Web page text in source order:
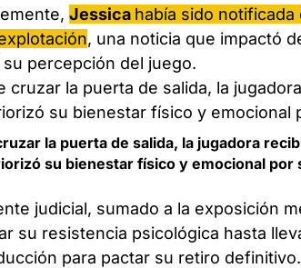
Jessica había sido
, una noticia que impactó
percepción del juego.
la puerta de salida, la jugadora
su bienestar físico y emocional por
judicial, sumado a la exposición
su resistencia psicológica hasta
para pactar su retiro definitivo.